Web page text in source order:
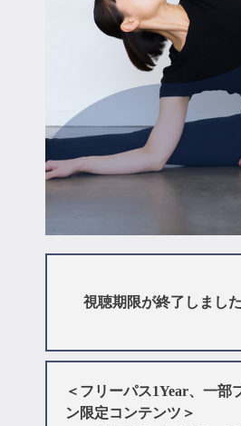
会員規約について
クラス参加にあたって
特定商取引にかかわる
プライバシーポリシー
視聴期限が終了しました
＜フリーパス1Year、一部
ン限定コンテンツ＞